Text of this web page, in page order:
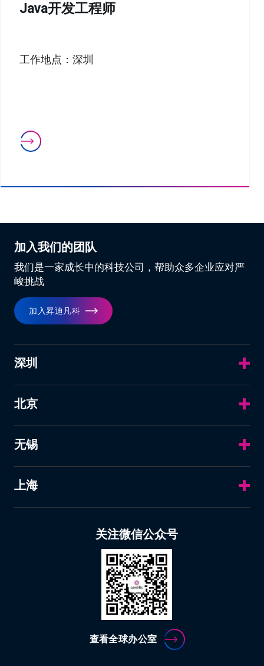
Java开发工程师
工作地点：深圳
加入我们的团队
我们是一家成长中的科技公司，帮助众多企业应对严
峻挑战
加入昇迪凡科
深圳
北京
无锡
上海
关注微信公众号
查看全球办公室